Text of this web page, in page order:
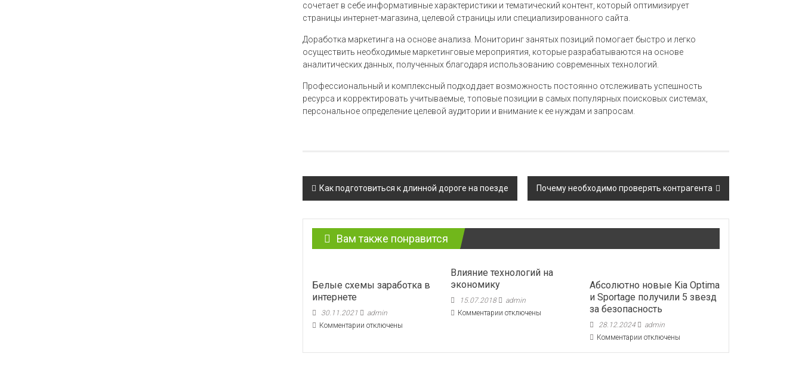
сочетает в себе информативные характеристики и тематический контент, который оптимизирует
страницы интернет-магазина, целевой страницы или специализированного сайта.
Доработка маркетинга на основе анализа. Мониторинг занятых позиций помогает быстро и легко
осуществить необходимые маркетинговые мероприятия, которые разрабатываются на основе
аналитических данных, полученных благодаря использованию современных технологий.
Профессиональный и комплексный подход дает возможность постоянно отслеживать успешность
ресурса и корректировать учитываемые, топовые позиции в самых популярных поисковых системах,
персональное определение целевой аудитории и внимание к ее нуждам и запросам.
Навигация
по
записям
Как подготовиться к длинной дороге на поезде Почему необходимо проверять контрагента
Вам также понравится
Белые схемы заработка в
интернете
30.11.2021
admin
Комментарии котключены
Влияние технологий на
экономику
15.07.2018
admin
Комментарии к
на
отключены
Абсолютно новые Kia Optima
и Sportage получили 5 звезд
за безопасность
28.12.2024
admin
Комментариикотключены